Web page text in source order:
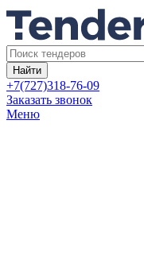
Найти
+7(727)318-76-09
Заказать звонок
Меню